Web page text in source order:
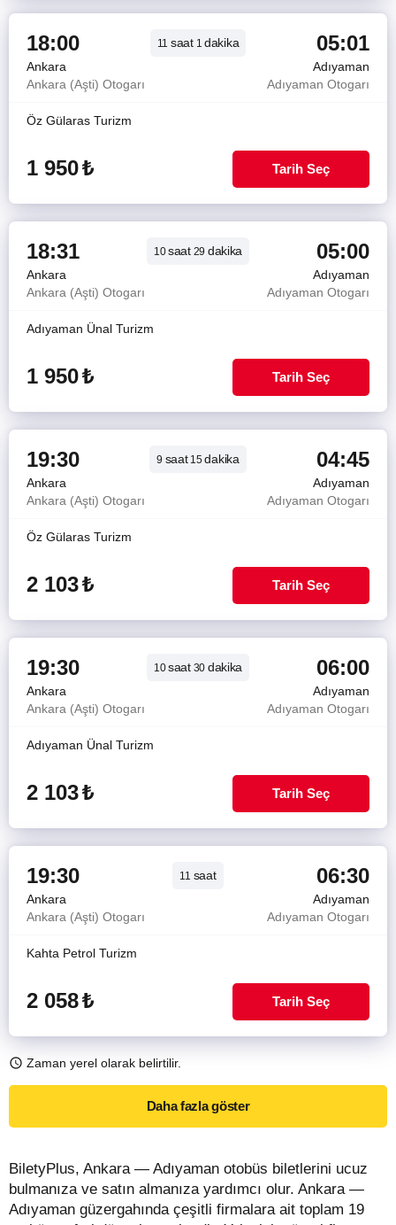
18:00 11 saat1 dakika 05:01
Ankara
Adıyaman
Ankara (Aşti) Otogarı
Adıyaman Otogarı
Öz Gülaras Turizm
1 950₺ Tarih Seç
18:31 10saat29 dakika 05:00
Ankara
Adıyaman
Ankara (Aşti) Otogarı
Adıyaman Otogarı
Adıyaman Ünal Turizm
1 950₺ Tarih Seç
19:30 9 saat15dakika 04:45
Ankara
Adıyaman
Ankara (Aşti) Otogarı
Adıyaman Otogarı
Öz Gülaras Turizm
2 103₺ Tarih Seç
19:30 10saat30 dakika 06:00
Ankara
Adıyaman
Ankara (Aşti) Otogarı
Adıyaman Otogarı
Adıyaman Ünal Turizm
2 103₺ Tarih Seç
19:30 11 saat 06:30
Ankara
Adıyaman
Ankara (Aşti) Otogarı
Adıyaman Otogarı
Kahta Petrol Turizm
2 058₺ Tarih Seç
Zaman yerel olarak belirtilir.
Daha fazla göster
BiletyPlus, Ankara — Adıyaman otobüs biletlerini ucuz
bulmanıza ve satın almanıza yardımcı olur. Ankara —
Adıyaman güzergahında çeşitli firmalara ait toplam 19